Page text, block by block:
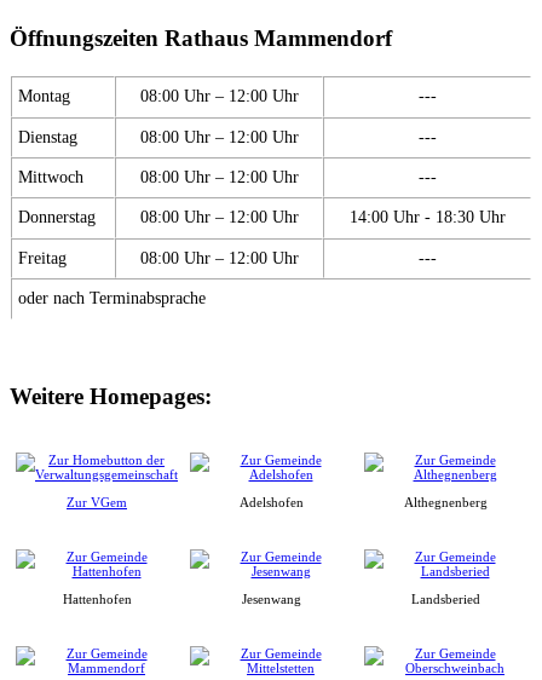
Öffnungszeiten Rathaus Mammendorf
Montag 08:00 Uhr – 12:00 Uhr ---
Dienstag 08:00 Uhr – 12:00 Uhr ---
Mittwoch 08:00 Uhr – 12:00 Uhr ---
Donnerstag 08:00 Uhr – 12:00 Uhr 14:00 Uhr - 18:30 Uhr
Freitag 08:00 Uhr – 12:00 Uhr ---
oder nach Terminabsprache
Weitere Homepages:
Zur VGem Adelshofen Althegnenberg
Hattenhofen Jesenwang Landsberied